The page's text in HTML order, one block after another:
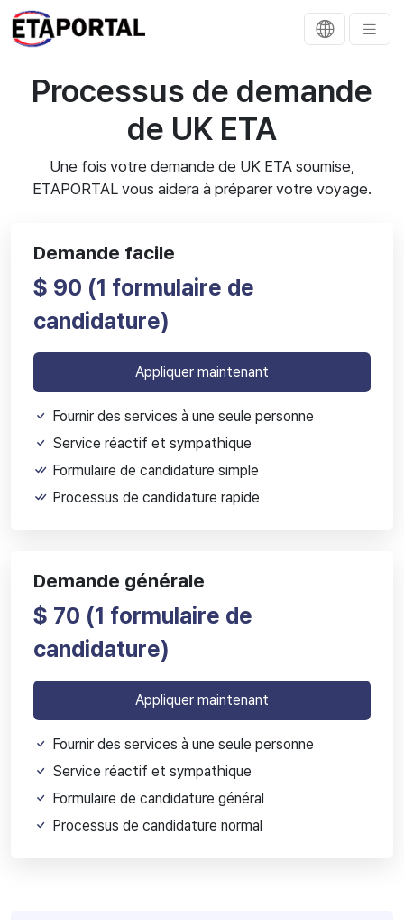
Processus de demande
de UK ETA
Une fois votre demande de UK ETA soumise,
ETAPORTAL vous aidera à préparer votre voyage.
Demande facile
$ 90 (1 formulaire de
candidature)
Appliquer maintenant
Fournir des services à une seule personne
Service réactif et sympathique
Formulaire de candidature simple
Processus de candidature rapide
Demande générale
$ 70 (1 formulaire de
candidature)
Appliquer maintenant
Fournir des services à une seule personne
Service réactif et sympathique
Formulaire de candidature général
Processus de candidature normal